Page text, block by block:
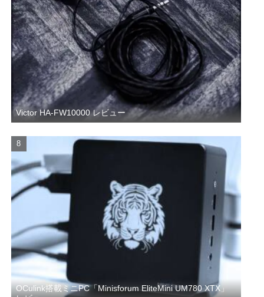
Victor HA-FW10000 レビュー
OCulink搭載ミニPC「Minisforum EliteMini UM780 XTX」